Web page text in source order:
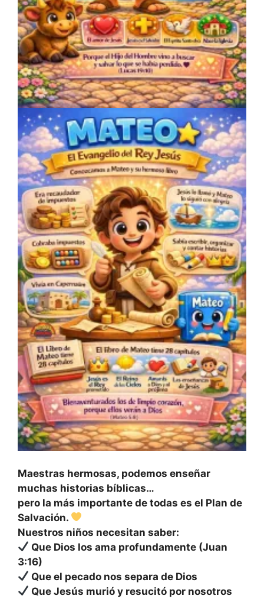
Maestras hermosas, podemos enseñar
muchas historias bíblicas…
pero la más importante de todas es el Plan de
Salvación.
Nuestros niños necesitan saber:
Que Dios los ama profundamente (Juan
3:16)
Que el pecado nos separa de Dios
Que Jesús murió y resucitó por nosotros